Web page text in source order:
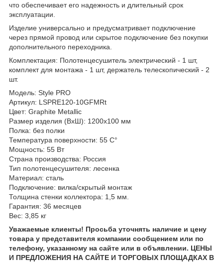
что обеспечивает его надежность и длительный срок
эксплуатации.
Изделие универсально и предусматривает подключение
через прямой провод или скрытое подключение без покупки
дополнительного переходника.
Комплектация: Полотенцесушитель электрический - 1 шт,
комплект для монтажа - 1 шт, держатель телескопический - 2
шт.
Модель: Style PRO
Артикул: LSPRE120-10GFMRt
Цвет: Graphite Metallic
Размер изделия (ВхШ): 1200х100 мм
Полка: без полки
Температура поверхности: 55 С°
Мощность: 55 Вт
Страна производства: Россия
Тип полотенцесушителя: лесенка
Материал: сталь
Подключение: вилка/скрытый монтаж
Толщина стенки коллектора: 1,5 мм.
Гарантия: 36 месяцев
Вес: 3,85 кг
Уважаемые клиенты! Просьба уточнять наличие и цену
товара у представителя компании сообщением или по
телефону, указанному на сайте или в объявлении. ЦЕНЫ
И ПРЕДЛОЖЕНИЯ НА САЙТЕ И ТОРГОВЫХ ПЛОЩАДКАХ В